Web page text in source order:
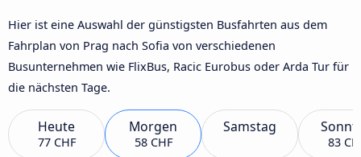
Hier ist eine Auswahl der günstigsten Busfahrten aus dem
Fahrplan von Prag nach Sofia von verschiedenen
Busunternehmen wie FlixBus, Racic Eurobus oder Arda Tur für
die nächsten Tage.
Heute
77 CHF
Morgen
58 CHF
Samstag
83